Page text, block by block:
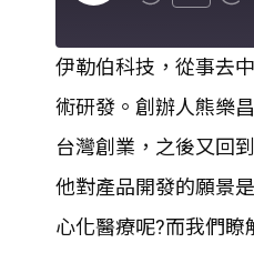
RSS FEED
SHARE
LINK
EMBED
伊勒伯科技，從事去
術研發。創辦人熊樂
台灣創業，之後又回
他對產品開發的願景
心化醫療呢?而我們瞭